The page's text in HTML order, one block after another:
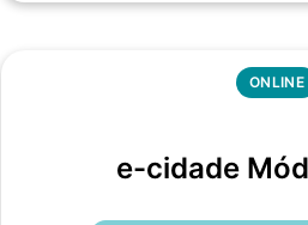
ONLINE
e-cidade